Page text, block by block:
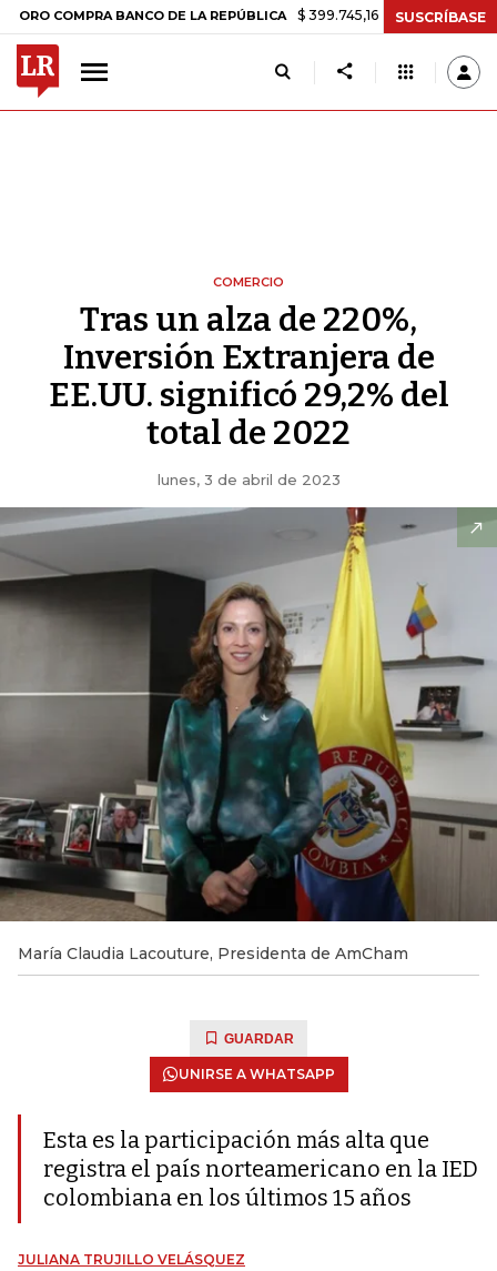
BANCO DE LA REPÚBLICA $ 399.745,16 +$ 2.295,71 +0,58%
SUSCRÍBASE
COMERCIO
Tras un alza de 220%,
Inversión Extranjera de
EE.UU. significó 29,2% del
total de 2022
lunes, 3 de abril de 2023
María Claudia Lacouture, Presidenta de AmCham
GUARDAR
UNIRSE A WHATSAPP
Esta es la participación más alta que
registra el país norteamericano en la IED
colombiana en los últimos 15 años
JULIANA TRUJILLO VELÁSQUEZ